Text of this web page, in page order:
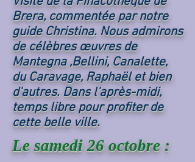
Brera, commentée par notre
guide Christina. Nous admirons
de célèbres œuvres de
Mantegna ,Bellini, Canalette,
du Caravage, Raphaël et bien
d'autres. Dans l'après-midi,
temps libre pour profiter de
cette belle ville.
Le samedi 26 octobre :